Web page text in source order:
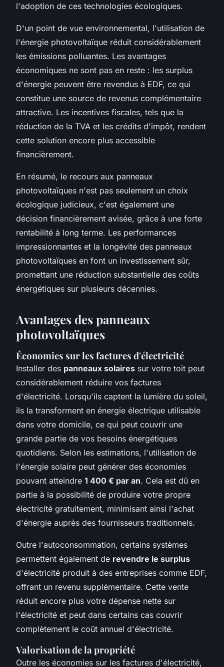
l'adoption de ces technologies écologiques.
D'un point de vue environnemental, l'utilisation de
l'énergie photovoltaïque réduit considérablement
les émissions polluantes. Les avantages
économiques ne sont pas en reste : les surplus
d'énergie peuvent être revendus à EDF, ce qui
constitue une source de revenus complémentaire
attractive. Les incentives fiscales, tels que la
réduction de la TVA et les crédits d'impôt, rendent
cette solution encore plus accessible
financièrement.
En résumé, le recours aux panneaux
photovoltaïques n'est pas seulement un choix
écologique judicieux, c'est également une
décision financièrement avisée, grâce à une forte
rentabilité à long terme. Les performances
impressionnantes et la longévité des panneaux
photovoltaïques en font un investissement sûr,
promettant une réduction substantielle des coûts
énergétiques sur plusieurs décennies.
Avantages des panneaux
photovoltaïques
Économies sur les factures d'électricité
Installer des panneaux solaires sur votre toit peut
considérablement réduire vos factures
d'électricité. Lorsqu'ils captent la lumière du soleil,
ils la transforment en énergie électrique utilisable
dans votre domicile, ce qui peut couvrir une
grande partie de vos besoins énergétiques
quotidiens. Selon les estimations, l'utilisation de
l'énergie solaire peut générer des économies
pouvant atteindre 1 400 € par an. Cela est dû en
partie à la possibilité de produire votre propre
électricité gratuitement, minimisant ainsi l'achat
d'énergie auprès des fournisseurs traditionnels.
Outre l'autoconsommation, certains systèmes
permettent également de revendre le surplus
d'électricité produit à des entreprises comme EDF,
offrant un revenu supplémentaire. Cette vente
réduit encore plus votre dépense nette sur
l'électricité et peut dans certains cas couvrir
complètement le coût annuel d'électricité.
Valorisation de la propriété
Outre les économies sur les factures d'électricité,